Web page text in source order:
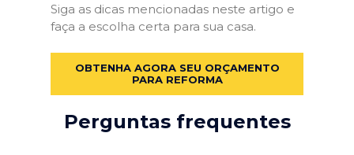
Siga as dicas mencionadas neste artigo e
faça a escolha certa para sua casa.
OBTENHA AGORA SEU ORÇAMENTO
PARA REFORMA
Perguntas frequentes